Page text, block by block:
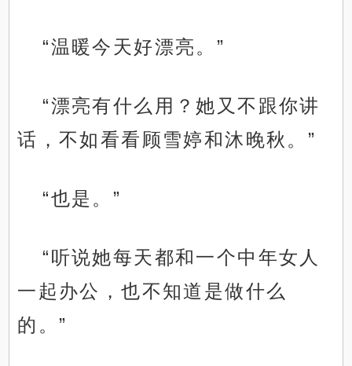
“温暖今天好漂亮。”
“漂亮有什么用？她又不跟你讲
话，不如看看顾雪婷和沐晚秋。”
“也是。”
“听说她每天都和一个中年女人
一起办公，也不知道是做什么
的。”